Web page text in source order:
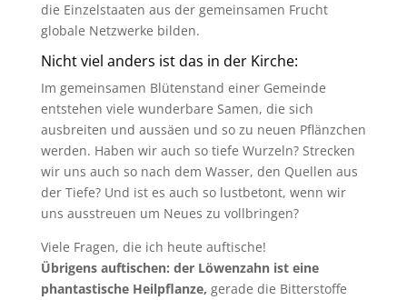
die Einzelstaaten aus der gemeinsamen Frucht
globale Netzwerke bilden.
Nicht viel anders ist das in der Kirche:
Im gemeinsamen Blütenstand einer Gemeinde
entstehen viele wunderbare Samen, die sich
ausbreiten und aussäen und so zu neuen Pflänzchen
werden. Haben wir auch so tiefe Wurzeln? Strecken
wir uns auch so nach dem Wasser, den Quellen aus
der Tiefe? Und ist es auch so lustbetont, wenn wir
uns ausstreuen um Neues zu vollbringen?
Viele Fragen, die ich heute auftische!
Übrigens auftischen: der Löwenzahn ist eine
phantastische Heilpflanze, gerade die Bitterstoffe